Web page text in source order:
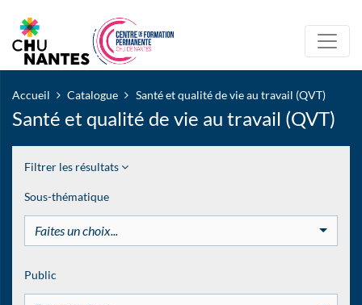
Accueil Catalogue Santé et qualité de vie au travail (QVT)
Santé et qualité de vie au travail (QVT)
Filtrer les résultats
Sous-thématique
Faites un choix...
Public